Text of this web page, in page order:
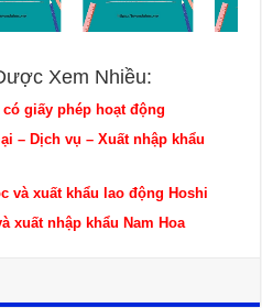
Xem Nhiều:
giấy phép hoạt động
– Dịch vụ – Xuất nhập khẩu
và xuất khẩu lao động Hoshi
xuất nhập khẩu Nam Hoa